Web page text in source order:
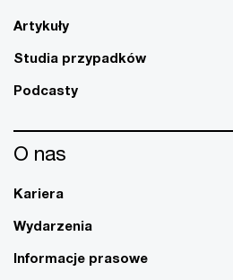
Artykuły
Studia przypadków
Podcasty
O nas
Kariera
Wydarzenia
Informacje prasowe